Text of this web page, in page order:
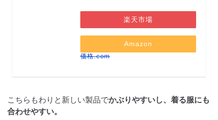
楽天市場
Amazon
価格.com
こちらもわりと新しい製品でかぶりやすいし、着る服にも
合わせやすい。